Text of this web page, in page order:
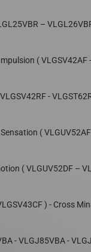
–
( VLGSV42AF
-
(
( VLGUV52DF –
) - Cross
- VLGJ85VBA -